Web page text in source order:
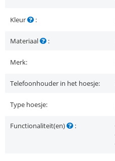
Kleur :
Materiaal :
Merk:
Telefoonhouder in het hoesje:
Type hoesje:
Functionaliteit(en) :